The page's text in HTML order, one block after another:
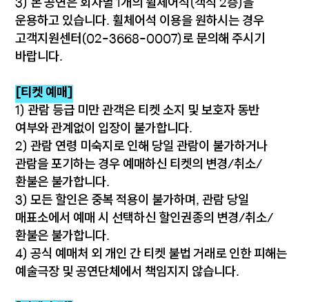
3) 본 공연은 회차별 1개의 휠체어석(객석 2층)을
운용하고 있습니다. 휠체어석 이용을 원하시는 경우
고객지원센터(02-3668-0007)로 문의해 주시기
바랍니다.
[티켓 예매]
1) 관람 등급 미만 관객은 티켓 소지 및 보호자 동반
여부와 관계없이 입장이 불가합니다.
2) 관람 연령 미숙지로 인해 당일 관람이 불가하거나
관람을 포기하는 경우 예매하신 티켓의 변경/취소/
환불은 불가합니다.
3) 모든 할인은 중복 적용이 불가하며, 관람 당일
매표소에서 예매 시 선택하신 할인권종의 변경/취소/
환불은 불가합니다.
4) 공식 예매처 외 개인 간 티켓 불법 거래로 인한 피해는
예술극장 및 공연단체에서 책임지지 않습니다.